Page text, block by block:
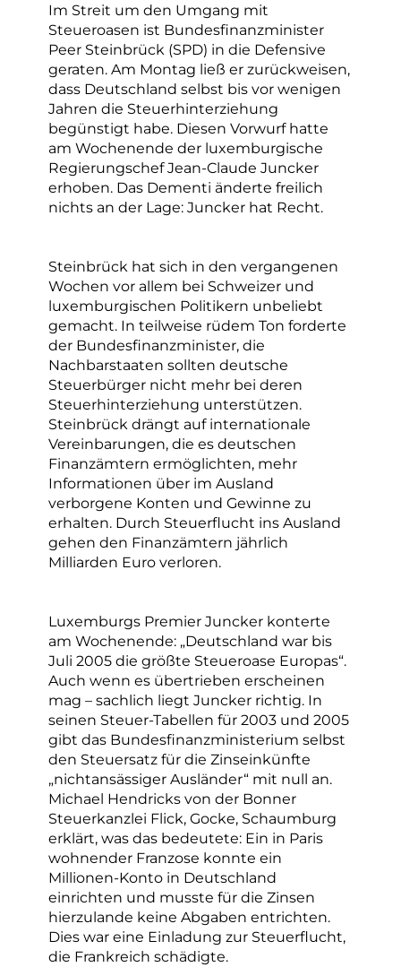
Im Streit um den Umgang mit
Steueroasen ist Bundesfinanzminister
Peer Steinbrück (SPD) in die Defensive
geraten. Am Montag ließ er zurückweisen,
dass Deutschland selbst bis vor wenigen
Jahren die Steuerhinterziehung
begünstigt habe. Diesen Vorwurf hatte
am Wochenende der luxemburgische
Regierungschef Jean-Claude Juncker
erhoben. Das Dementi änderte freilich
nichts an der Lage: Juncker hat Recht.
Steinbrück hat sich in den vergangenen
Wochen vor allem bei Schweizer und
luxemburgischen Politikern unbeliebt
gemacht. In teilweise rüdem Ton forderte
der Bundesfinanzminister, die
Nachbarstaaten sollten deutsche
Steuerbürger nicht mehr bei deren
Steuerhinterziehung unterstützen.
Steinbrück drängt auf internationale
Vereinbarungen, die es deutschen
Finanzämtern ermöglichten, mehr
Informationen über im Ausland
verborgene Konten und Gewinne zu
erhalten. Durch Steuerflucht ins Ausland
gehen den Finanzämtern jährlich
Milliarden Euro verloren.
Luxemburgs Premier Juncker konterte
am Wochenende: „Deutschland war bis
Juli 2005 die größte Steueroase Europas“.
Auch wenn es übertrieben erscheinen
mag – sachlich liegt Juncker richtig. In
seinen Steuer-Tabellen für 2003 und 2005
gibt das Bundesfinanzministerium selbst
den Steuersatz für die Zinseinkünfte
„nichtansässiger Ausländer“ mit null an.
Michael Hendricks von der Bonner
Steuerkanzlei Flick, Gocke, Schaumburg
erklärt, was das bedeutete: Ein in Paris
wohnender Franzose konnte ein
Millionen-Konto in Deutschland
einrichten und musste für die Zinsen
hierzulande keine Abgaben entrichten.
Dies war eine Einladung zur Steuerflucht,
die Frankreich schädigte.